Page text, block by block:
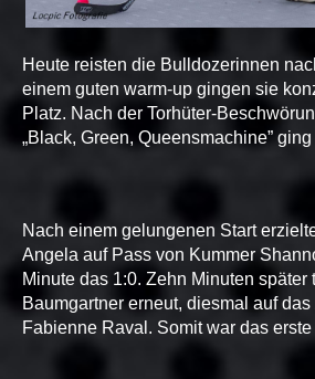
Heute reisten die Bulldozerinnen
einem guten warm-up gingen sie
Platz. Nach der Torhüter-
„Black, Green, Queensmachine”
Nach einem gelungenen Start
Angela auf Pass von Kummer
Minute das 1:0. Zehn Minuten später
Baumgartner erneut, diesmal auf
Fabienne Raval. Somit war das